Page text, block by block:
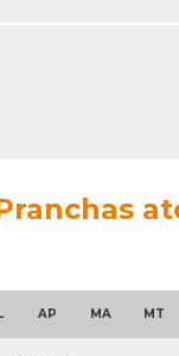
AP MA MT